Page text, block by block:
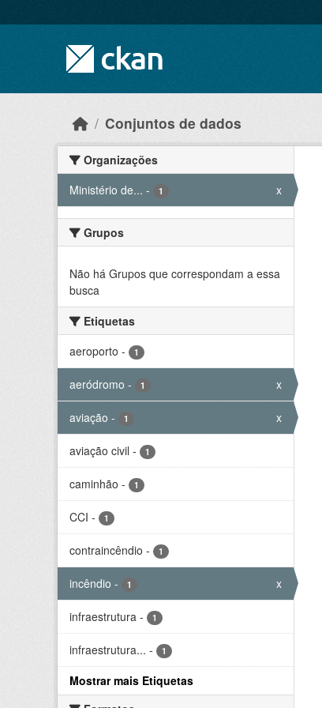
Conjuntos de dados
Organizações
Ministério de... - 1 x
Grupos
Não há Grupos que correspondam a essa
busca
Etiquetas
aeroporto - 1
aeródromo - 1 x
aviação - 1 x
aviação civil - 1
caminhão - 1
CCI - 1
contraincêndio - 1
incêndio - 1 x
infraestrutura - 1
infraestrutura... - 1
Mostrar mais Etiquetas